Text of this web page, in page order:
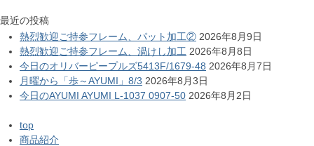
最近の投稿
熱烈歓迎ご持参フレーム、パット加工② 2026年8月9日
熱烈歓迎ご持参フレーム、渦けし加工 2026年8月8日
今日のオリバーピープルズ5413F/1679-48 2026年8月7日
月曜から「歩～AYUMI」8/3 2026年8月3日
今日のAYUMI AYUMI L-1037 0907-50 2026年8月2日
top
商品紹介